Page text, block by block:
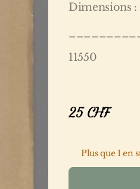
Dimensions :
11550
25CHF
Plus que 1 en